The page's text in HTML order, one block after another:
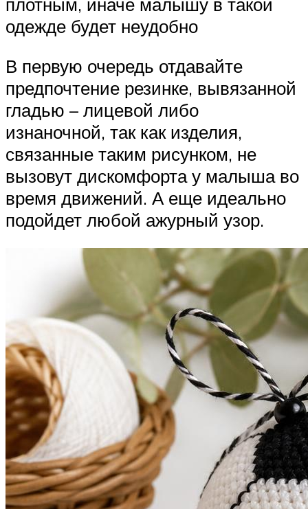
одежде будет неудобно
В первую очередь отдавайте
предпочтение резинке, вывязанной
гладью – лицевой либо
изнаночной, так как изделия,
связанные таким рисунком, не
вызовут дискомфорта у малыша во
время движений. А еще идеально
подойдет любой ажурный узор.